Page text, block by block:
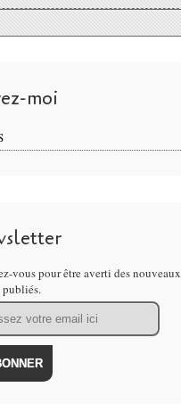
moi
vous pour être averti des nouveaux